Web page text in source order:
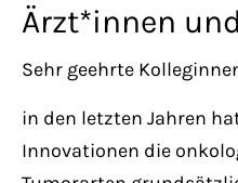
Support
Lorem ipsum dolor sit
Ärzt*innen
Sehr geehrte
in den letzten Jahren
Innovationen die